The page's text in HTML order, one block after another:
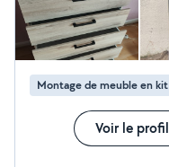
Montage de meuble en kit
Voir le profil